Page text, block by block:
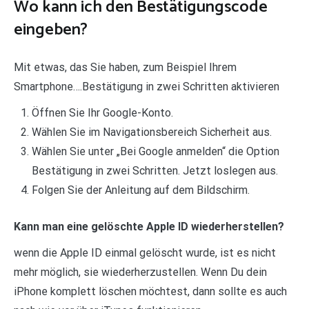
Wo kann ich den Bestätigungscode
eingeben?
Mit etwas, das Sie haben, zum Beispiel Ihrem
Smartphone….Bestätigung in zwei Schritten aktivieren
Öffnen Sie Ihr Google-Konto.
Wählen Sie im Navigationsbereich Sicherheit aus.
Wählen Sie unter „Bei Google anmelden“ die Option
Bestätigung in zwei Schritten. Jetzt loslegen aus.
Folgen Sie der Anleitung auf dem Bildschirm.
Kann man eine gelöschte Apple ID wiederherstellen?
wenn die Apple ID einmal gelöscht wurde, ist es nicht
mehr möglich, sie wiederherzustellen. Wenn Du dein
iPhone komplett löschen möchtest, dann sollte es auch